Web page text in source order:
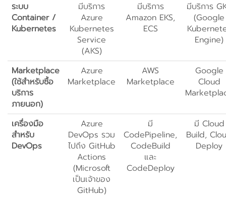
ระบบ
Container /
Kubernetes
มีบริการ
Azure
Kubernetes
Service
(AKS)
มีบริการ
Amazon EKS,
ECS
มีบริการ
(Google
Engine)
Marketplace
(ใช้สำหรับซื้อ
บริการ
ภายนอก)
Azure
Marketplace
AWS
Marketplace
Google
Cloud
เครื่องมือ
สำหรับ
DevOps
Azure
DevOps รวม
ไปถึง GitHub
Actions
(Microsoft
เป็นเจ้าของ
GitHub)
มี
CodePipeline,
CodeBuild
และ
CodeDeploy
มี Cloud
Build,
Deploy